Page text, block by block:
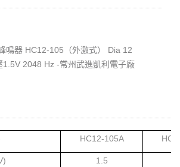
鳴器 HC12-105（外激式） Dia 12
2048 Hz -常州武進凱利電子廠
HC12-105A
1.5